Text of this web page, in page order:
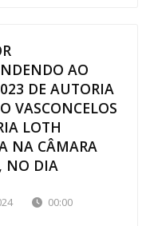
AO
DE AUTORIA
VASCONCELOS
LOTH
NA CÂMARA
NO DIA
00:00